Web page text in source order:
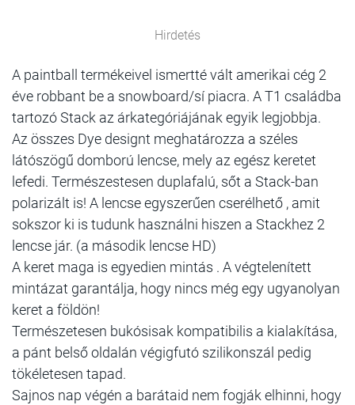
Hirdetés
A paintball termékeivel ismertté vált amerikai cég 2
éve robbant be a snowboard/sí piacra. A T1 családba
tartozó Stack az árkategóriájának egyik legjobbja.
Az összes Dye designt meghatározza a széles
látószögű domború lencse, mely az egész keretet
lefedi. Természestesen duplafalú, sőt a Stack-ban
polarizált is! A lencse egyszerűen cserélhető , amit
sokszor ki is tudunk használni hiszen a Stackhez 2
lencse jár. (a második lencse HD)
A keret maga is egyedien mintás . A végtelenített
mintázat garantálja, hogy nincs még egy ugyanolyan
keret a földön!
Természetesen bukósisak kompatibilis a kialakítása,
a pánt belső oldalán végigfutó szilikonszál pedig
tökéletesen tapad.
Sajnos nap végén a barátaid nem fogják elhinni, hogy